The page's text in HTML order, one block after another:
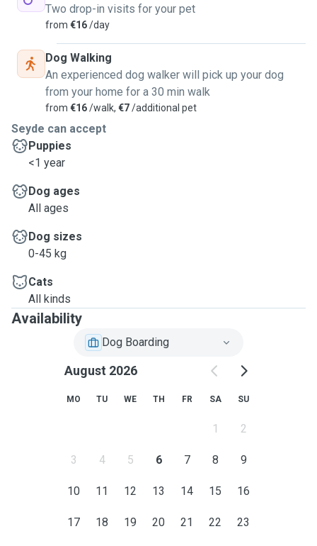
Two drop-in visits for your pet
from €16/day
Dog Walking
An experienced dog walker will pick up your dog
from your home for a 30 min walk
from €16/walk, €7/additional pet
Seyde can accept
Puppies
<1 year
Dog ages
All ages
Dog sizes
0-45 kg
Cats
All kinds
Availability
Dog Boarding
August 2026
MO TU WE TH FR SA SU
1 2
3 4 5 6 7 8 9
10 11 12 13 14 15 16
17 18 19 20 21 22 23